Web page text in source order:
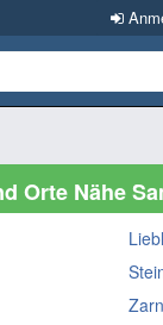
Orte Nähe